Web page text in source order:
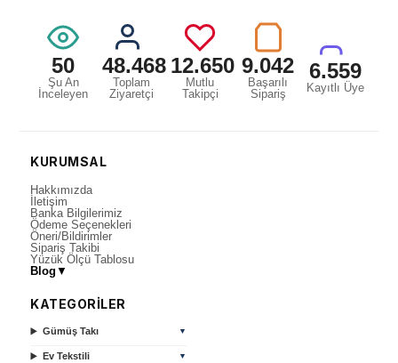
50
Şu An
İnceleyen
48.468
Toplam
Ziyaretçi
12.650
Mutlu
Takipçi
9.042
Başarılı
Sipariş
6.559
Kayıtlı Üye
KURUMSAL
Hakkımızda
İletişim
Banka Bilgilerimiz
Ödeme Seçenekleri
Öneri/Bildirimler
Sipariş Takibi
Yüzük Ölçü Tablosu
Blog ▼
KATEGORİLER
Gümüş Takı ▼
Ev Tekstili ▼